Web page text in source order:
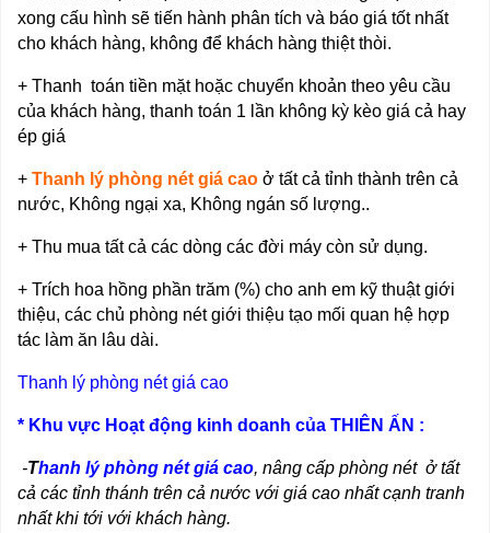
xong cấu hình sẽ tiến hành phân tích và báo giá tốt nhất
cho khách hàng, không để khách hàng thiệt thòi.
+ Thanh toán tiền mặt hoặc chuyển khoản theo yêu cầu
của khách hàng, thanh toán 1 lần không kỳ kèo giá cả hay
ép giá
+ Thanh lý phòng nét giá cao ở tất cả tỉnh thành trên cả
nước, Không ngại xa, Không ngán số lượng..
+ Thu mua tất cả các dòng các đời máy còn sử dụng.
+ Trích hoa hồng phần trăm (%) cho anh em kỹ thuật giới
thiệu, các chủ phòng nét giới thiệu tạo mối quan hệ hợp
tác làm ăn lâu dài.
Thanh lý phòng nét giá cao
* Khu vực Hoạt động kinh doanh của THIÊN ẤN :
-Thanh lý phòng nét giá cao, nâng cấp phòng nét ở tất
cả các tỉnh thánh trên cả nước với giá cao nhất cạnh tranh
nhất khi tới với khách hàng.